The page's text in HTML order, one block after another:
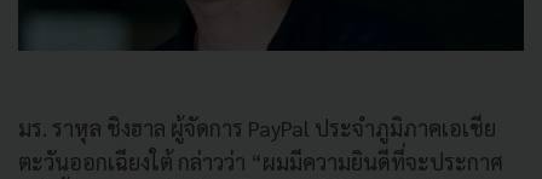
มร. ราหุล ชิงฮาล ผู้จัดการ PayPal ประจำภูมิภาคเอเชีย
ตะวันออกเฉียงใต้ กล่าวว่า “ผมมีความยินดีที่จะประกาศ